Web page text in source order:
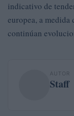
indicativo de
europea, a medida
continúan
AUTOR
Staff